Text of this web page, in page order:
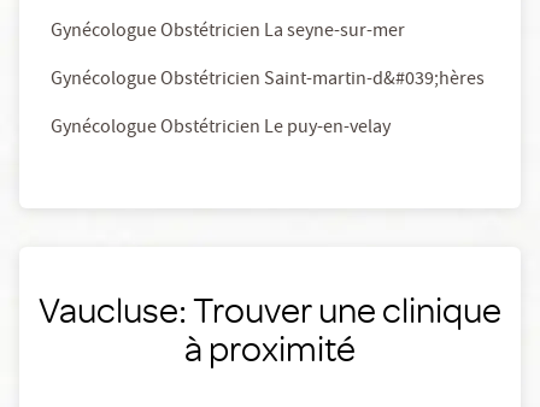
Gynécologue Obstétricien La seyne-sur-mer
Gynécologue Obstétricien Saint-martin-d&#039;hères
Gynécologue Obstétricien Le puy-en-velay
Vaucluse: Trouver une clinique
à proximité